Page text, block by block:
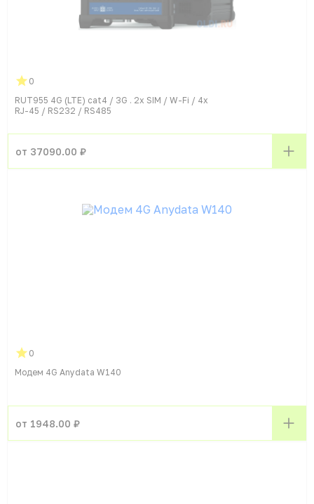
0
RUT955 4G (LTE) cat4 / 3G . 2x SIM / W-Fi / 4x
RJ-45 / RS232 / RS485
от 37090.00 ₽
0
Модем 4G Anydata W140
от 1948.00 ₽